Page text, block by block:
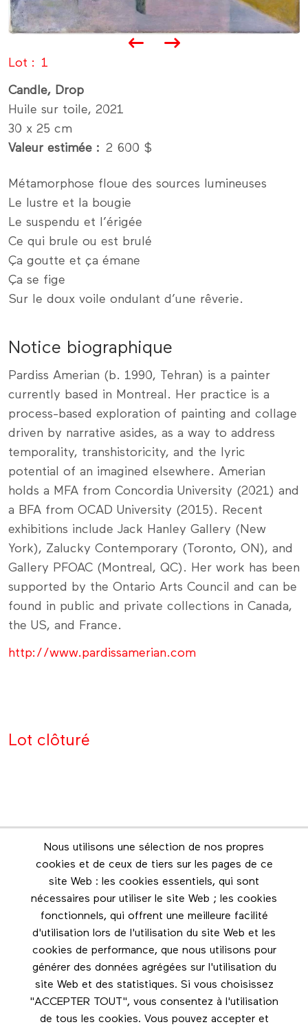
Lot 1
Candle, Drop
Huile sur toile, 2021
30 x 25 cm
Valeur estimée
2 600 $
Métamorphose floue des sources lumineuses
Le lustre et la bougie
Le suspendu et l’érigée
Ce qui brule ou est brulé
Ça goutte et ça émane
Ça se fige
Sur le doux voile ondulant d’une rêverie.
Notice biographique
Pardiss Amerian (b. 1990, Tehran) is a painter
currently based in Montreal. Her practice is a
process-based exploration of painting and collage
driven by narrative asides, as a way to address
temporality, transhistoricity, and the lyric
potential of an imagined elsewhere. Amerian
holds a MFA from Concordia University (2021) and
a BFA from OCAD University (2015). Recent
exhibitions include Jack Hanley Gallery (New
York), Zalucky Contemporary (Toronto, ON), and
Gallery PFOAC (Montreal, QC). Her work has been
supported by the Ontario Arts Council and can be
found in public and private collections in Canada,
the US, and France.
http://www.pardissamerian.com
Lot clôturé
Nous utilisons une sélection de nos propres
cookies et de ceux de tiers sur les pages de ce
site Web : les cookies essentiels, qui sont
nécessaires pour utiliser le site Web ; les cookies
fonctionnels, qui offrent une meilleure facilité
d'utilisation lors de l'utilisation du site Web et les
cookies de performance, que nous utilisons pour
générer des données agrégées sur l'utilisation du
site Web et des statistiques. Si vous choisissez
"ACCEPTER TOUT", vous consentez à l'utilisation
de tous les cookies. Vous pouvez accepter et
Infolettre
Restez en contact grâce à l'infolettre
Footer menu
Les éditions Esse
Instagram
Facebook
Nous contacter